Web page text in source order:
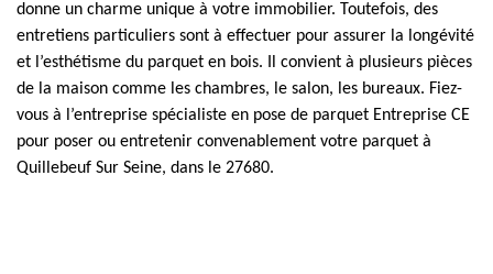
donne un charme unique à votre immobilier. Toutefois, des
entretiens particuliers sont à effectuer pour assurer la longévité
et l’esthétisme du parquet en bois. Il convient à plusieurs pièces
de la maison comme les chambres, le salon, les bureaux. Fiez-
vous à l’entreprise spécialiste en pose de parquet Entreprise CE
pour poser ou entretenir convenablement votre parquet à
Quillebeuf Sur Seine, dans le 27680.